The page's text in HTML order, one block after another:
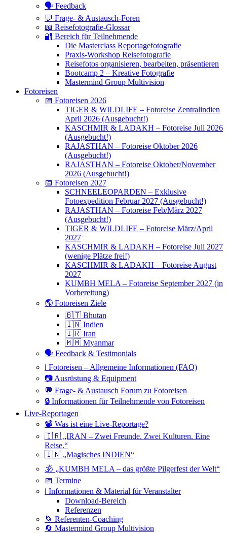
🗣 Feedback
💬 Frage- & Austausch-Foren
📖 Reisefotografie-Glossar
🔐 Bereich für Teilnehmende
Die Masterclass Reportagefotografie
Praxis-Workshop Reisefotografie
Reisefotos organisieren, bearbeiten, präsentieren
Bootcamp 2 – Kreative Fotografie
Mastermind Group Multivision
Fotoreisen
📅 Fotoreisen 2026
TIGER & WILDLIFE – Fotoreise Zentralindien
April 2026 (Ausgebucht!)
KASCHMIR & LADAKH – Fotoreise Juli 2026
(Ausgebucht!)
RAJASTHAN – Fotoreise Oktober 2026
(Ausgebucht!)
RAJASTHAN – Fotoreise Oktober/November
2026 (Ausgebucht!)
📅 Fotoreisen 2027
SCHNEELEOPARDEN – Exklusive
Fotoexpedition Februar 2027 (Ausgebucht!)
RAJASTHAN – Fotoreise Feb/März 2027
(Ausgebucht!)
TIGER & WILDLIFE – Fotoreise März/April
2027
KASCHMIR & LADAKH – Fotoreise Juli 2027
(wenige Plätze frei!)
KASCHMIR & LADAKH – Fotoreise August
2027
KUMBH MELA – Fotoreise September 2027 (in
Vorbereitung)
🌎 Fotoreisen Ziele
🇧🇹 Bhutan
🇮🇳 Indien
🇮🇷 Iran
🇲🇲 Myanmar
🗣 Feedback & Testimonials
ℹ️ Fotoreisen – Allgemeine Informationen (FAQ)
📷 Ausrüstung & Equipment
💬 Frage- & Austausch Forum zu Fotoreisen
🔒 Informationen für Teilnehmende von Fotoreisen
Live-Reportagen
📽 Was ist eine Live-Reportage?
🇮🇷 „IRAN – Zwei Freunde. Zwei Kulturen. Eine
Reise.“
🇮🇳 „Magisches INDIEN“
🕉 „KUMBH MELA – das größte Pilgerfest der Welt“
📅 Termine
ℹ️ Informationen & Material für Veranstalter
Download-Bereich
Referenzen
🌀 Referenten-Coaching
🔄 Mastermind Group Multivision